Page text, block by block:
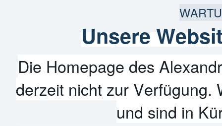
Unsere
Die Homepage des
derzeit nicht zur Verfügung.
und sind in